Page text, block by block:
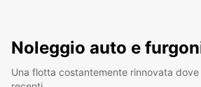
Noleggio auto e
Una flotta costantemente rinnovata